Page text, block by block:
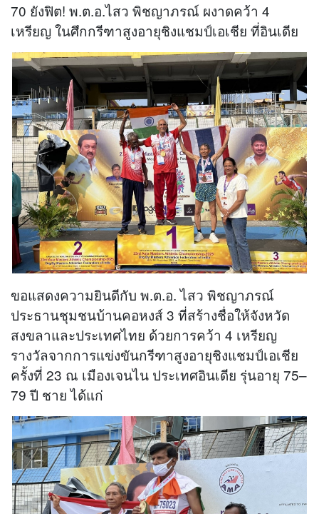
70 ยังฟิต! พ.ต.อ.ไสว พิชญาภรณ์ ผงาดคว้า 4
เหรียญ ในศึกกรีฑาสูงอายุชิงแชมป์เอเชีย ที่อินเดีย
ขอแสดงความยินดีกับ พ.ต.อ. ไสว พิชญาภรณ์
ประธานชุมชนบ้านคอหงส์ 3 ที่สร้างชื่อให้จังหวัด
สงขลาและประเทศไทย ด้วยการคว้า 4 เหรียญ
รางวัลจากการแข่งขันกรีฑาสูงอายุชิงแชมป์เอเชีย
ครั้งที่ 23 ณ เมืองเจนไน ประเทศอินเดีย รุ่นอายุ 75–
79 ปี ชาย ได้แก่